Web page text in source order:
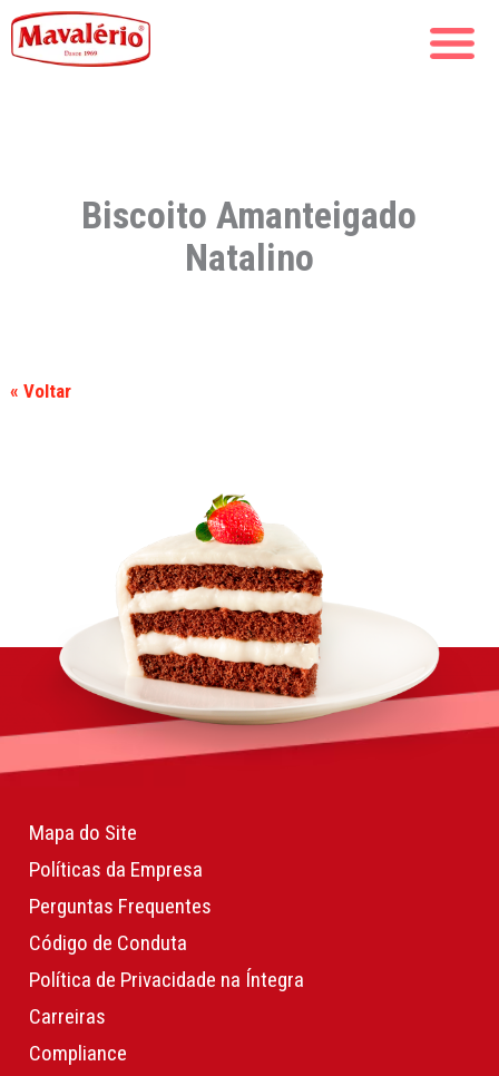
Biscoito Amanteigado
Natalino
« Voltar
Mapa do Site
Políticas da Empresa
Perguntas Frequentes
Código de Conduta
Política de Privacidade na Íntegra
Carreiras
Compliance